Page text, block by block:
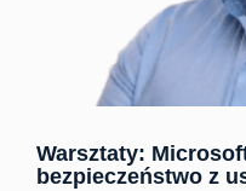
Warsztaty:
bezpieczeństwo z